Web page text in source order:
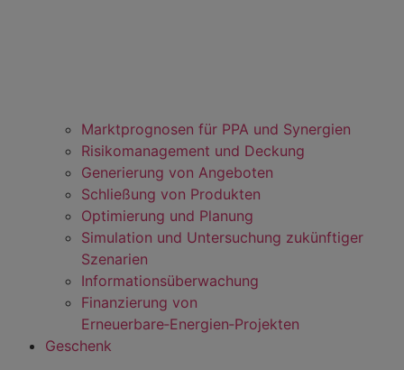
Marktprognosen für PPA und Synergien
Risikomanagement und Deckung
Generierung von Angeboten
Schließung von Produkten
Optimierung und Planung
Simulation und Untersuchung zukünftiger
Szenarien
Informationsüberwachung
Finanzierung von
Erneuerbare‑Energien‑Projekten
Geschenk